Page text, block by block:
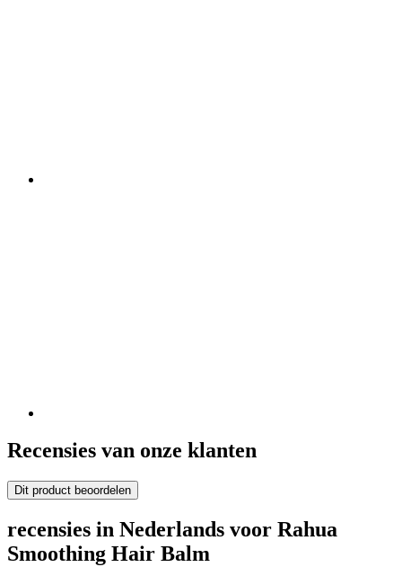
Recensies van onze klanten
Dit product beoordelen
recensies in Nederlands voor Rahua
Smoothing Hair Balm